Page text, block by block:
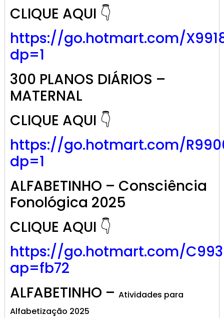
CLIQUE AQUI 👇
https://go.hotmart.com/
dp=1
300 PLANOS DIÁRIOS –
MATERNAL
CLIQUE AQUI 👇
https://go.hotmart.com/
dp=1
ALFABETINHO – Consciência
Fonológica 2025
CLIQUE AQUI 👇
https://go.hotmart.com/
ap=fb72
ALFABETINHO – Atividades para
Alfabetização 2025